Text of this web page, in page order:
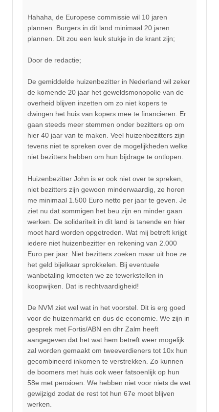
Hahaha, de Europese commissie wil 10 jaren
plannen. Burgers in dit land minimaal 20 jaren
plannen. Dit zou een leuk stukje in de krant zijn;
Door de redactie;
De gemiddelde huizenbezitter in Nederland wil zeker
de komende 20 jaar het geweldsmonopolie van de
overheid blijven inzetten om zo niet kopers te
dwingen het huis van kopers mee te financieren. Er
gaan steeds meer stemmen onder bezitters op om
hier 40 jaar van te maken. Veel huizenbezitters zijn
tevens niet te spreken over de mogelijkheden welke
niet bezitters hebben om hun bijdrage te ontlopen.
Huizenbezitter John is er ook niet over te spreken,
niet bezitters zijn gewoon minderwaardig, ze horen
me minimaal 1.500 Euro netto per jaar te geven. Je
ziet nu dat sommigen het beu zijn en minder gaan
werken. De solidariteit in dit land is tanende en hier
moet hard worden opgetreden. Wat mij betreft krijgt
iedere niet huizenbezitter en rekening van 2.000
Euro per jaar. Niet bezitters zoeken maar uit hoe ze
het geld bijelkaar sprokkelen. Bij eventuele
wanbetaling kmoeten we ze tewerkstellen in
koopwijken. Dat is rechtvaardigheid!
De NVM ziet wel wat in het voorstel. Dit is erg goed
voor de huizenmarkt en dus de economie. We zijn in
gesprek met Fortis/ABN en dhr Zalm heeft
aangegeven dat het wat hem betreft weer mogelijk
zal worden gemaakt om tweeverdieners tot 10x hun
gecombineerd inkomen te verstrekken. Zo kunnen
de boomers met huis ook weer fatsoenlijk op hun
58e met pensioen. We hebben niet voor niets de wet
gewijzigd zodat de rest tot hun 67e moet blijven
werken.